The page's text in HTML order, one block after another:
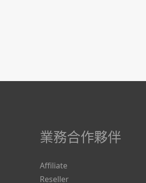
業務合作夥伴
Affiliate
Reseller